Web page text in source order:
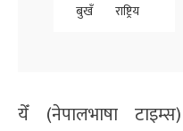
बुखँ
राष्ट्रिय
येँ (नेपालभाषा